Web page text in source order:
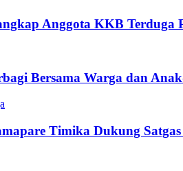
Anggota KKB
Bersama Warga dan
Timika Dukung